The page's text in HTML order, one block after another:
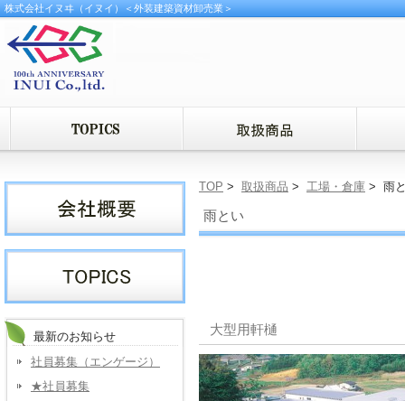
株式会社イヌヰ（イヌイ）＜外装建築資材卸売業＞
TOP > 取扱商品 > 工場・倉庫 > 雨
雨とい
大型用軒樋
最新のお知らせ
社員募集（エンゲージ）
★社員募集